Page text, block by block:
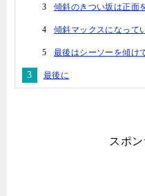
傾斜のきつい坂は正面
傾斜マックスになって
最後はシーソーを傾け
最後に
スポ